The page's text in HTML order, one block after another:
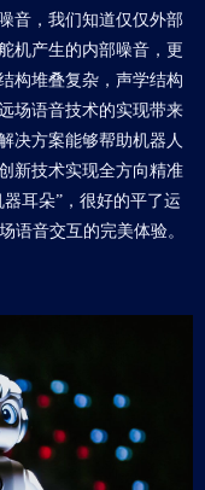
音，我们知道仅仅外部
机产生的内部噪音，更
构堆叠复杂，声学结构
场语音技术的实现带来
决方案能够帮助机器人
新技术实现全方向精准
耳朵”，很好的平了运
语音交互的完美体验。